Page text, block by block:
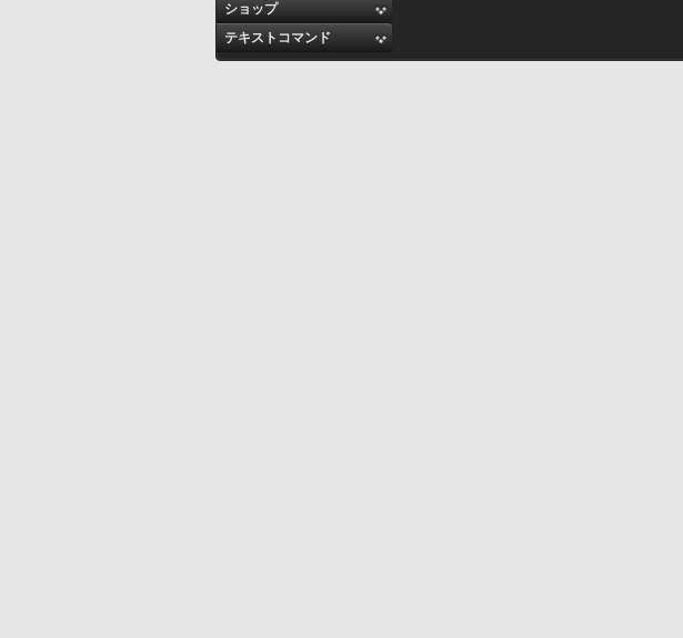
ショップ
テキストコマンド